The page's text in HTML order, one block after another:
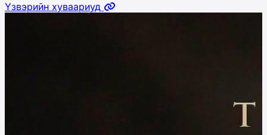
Үзвэрийн хуваариуд